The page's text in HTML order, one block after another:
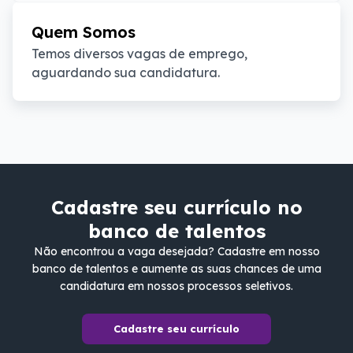
Quem Somos
Temos diversos vagas de emprego,
aguardando sua candidatura.
Cadastre seu currículo no
banco de talentos
Não encontrou a vaga desejada? Cadastre em nosso
banco de talentos e aumente as suas chances de uma
candidatura em nossos processos seletivos.
Cadastre seu currículo